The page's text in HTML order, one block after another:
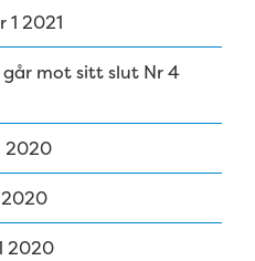
2021
mot sitt slut Nr 4
2020
2020
2020